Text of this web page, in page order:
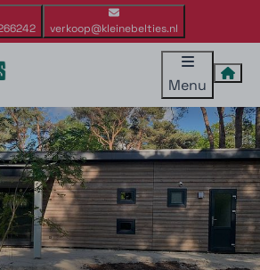
verkoop@kleinebelties.nl
Menu